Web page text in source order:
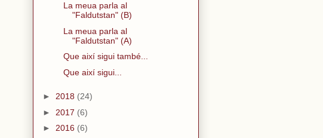
La meua parla al
"Faldutstan" (B)
La meua parla al
"Faldutstan" (A)
Que així sigui també...
Que així sigui...
► 2018 (24)
► 2017 (6)
► 2016 (6)